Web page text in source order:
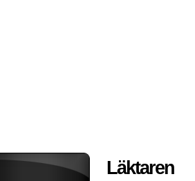
Läktaren